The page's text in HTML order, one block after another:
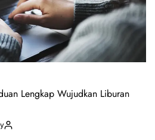
Lengkap Wujudkan Liburan